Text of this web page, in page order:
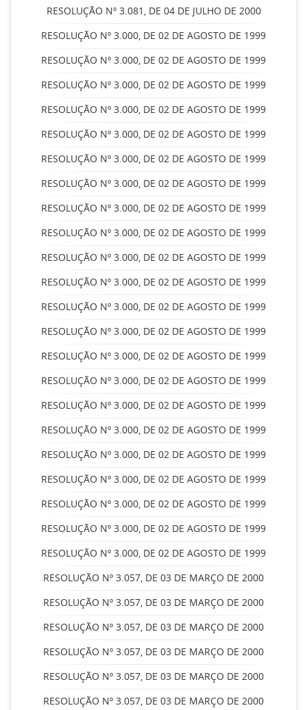
RESOLUÇÃO Nº 3.081, DE 04 DE JULHO DE 2000
RESOLUÇÃO Nº 3.000, DE 02 DE AGOSTO DE 1999
RESOLUÇÃO Nº 3.000, DE 02 DE AGOSTO DE 1999
RESOLUÇÃO Nº 3.000, DE 02 DE AGOSTO DE 1999
RESOLUÇÃO Nº 3.000, DE 02 DE AGOSTO DE 1999
RESOLUÇÃO Nº 3.000, DE 02 DE AGOSTO DE 1999
RESOLUÇÃO Nº 3.000, DE 02 DE AGOSTO DE 1999
RESOLUÇÃO Nº 3.000, DE 02 DE AGOSTO DE 1999
RESOLUÇÃO Nº 3.000, DE 02 DE AGOSTO DE 1999
RESOLUÇÃO Nº 3.000, DE 02 DE AGOSTO DE 1999
RESOLUÇÃO Nº 3.000, DE 02 DE AGOSTO DE 1999
RESOLUÇÃO Nº 3.000, DE 02 DE AGOSTO DE 1999
RESOLUÇÃO Nº 3.000, DE 02 DE AGOSTO DE 1999
RESOLUÇÃO Nº 3.000, DE 02 DE AGOSTO DE 1999
RESOLUÇÃO Nº 3.000, DE 02 DE AGOSTO DE 1999
RESOLUÇÃO Nº 3.000, DE 02 DE AGOSTO DE 1999
RESOLUÇÃO Nº 3.000, DE 02 DE AGOSTO DE 1999
RESOLUÇÃO Nº 3.000, DE 02 DE AGOSTO DE 1999
RESOLUÇÃO Nº 3.000, DE 02 DE AGOSTO DE 1999
RESOLUÇÃO Nº 3.000, DE 02 DE AGOSTO DE 1999
RESOLUÇÃO Nº 3.000, DE 02 DE AGOSTO DE 1999
RESOLUÇÃO Nº 3.000, DE 02 DE AGOSTO DE 1999
RESOLUÇÃO Nº 3.000, DE 02 DE AGOSTO DE 1999
RESOLUÇÃO Nº 3.057, DE 03 DE MARÇO DE 2000
RESOLUÇÃO Nº 3.057, DE 03 DE MARÇO DE 2000
RESOLUÇÃO Nº 3.057, DE 03 DE MARÇO DE 2000
RESOLUÇÃO Nº 3.057, DE 03 DE MARÇO DE 2000
RESOLUÇÃO Nº 3.057, DE 03 DE MARÇO DE 2000
RESOLUÇÃO Nº 3.057, DE 03 DE MARÇO DE 2000